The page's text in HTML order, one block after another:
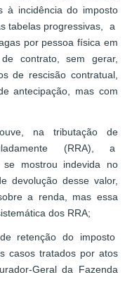
à incidência do imposto
tabelas progressivas, a
por pessoa física em
contrato, sem gerar,
de rescisão contratual,
antecipação, mas com
na tributação de
(RRA), a
mostrou indevida no
devolução desse valor,
a renda, mas essa
dos RRA;
retenção do imposto
casos tratados por atos
Geral da Fazenda